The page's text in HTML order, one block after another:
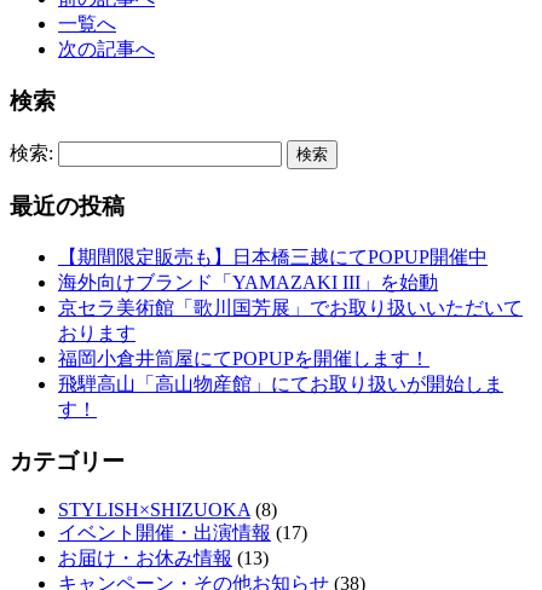
一覧へ
次の記事へ
検索
検索:
最近の投稿
【期間限定販売も】日本橋三越にてPOPUP開催中
海外向けブランド「YAMAZAKI III」を始動
京セラ美術館「歌川国芳展」でお取り扱いいただいて
おります
福岡小倉井筒屋にてPOPUPを開催します！
飛騨高山「高山物産館」にてお取り扱いが開始しま
す！
カテゴリー
STYLISH×SHIZUOKA (8)
イベント開催・出演情報 (17)
お届け・お休み情報 (13)
キャンペーン・その他お知らせ (38)